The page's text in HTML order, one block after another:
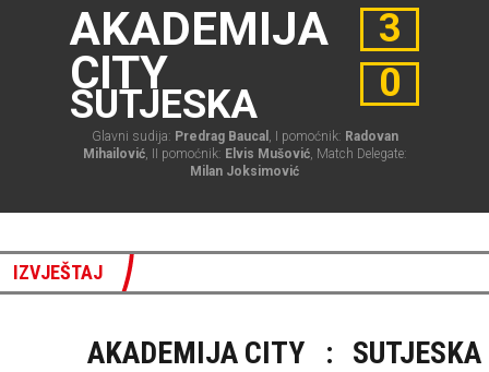
AKADEMIJA
CITY
SUTJESKA
3
0
Glavni sudija: Predrag Baucal , I pomoćnik: Radovan
Mihailović, II pomoćnik: Elvis Mušović, Match Delegate:
Milan Joksimović
IZVJEŠTAJ
AKADEMIJA CITY : SUTJESKA